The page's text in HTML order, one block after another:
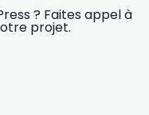
? Faites appel à
projet.